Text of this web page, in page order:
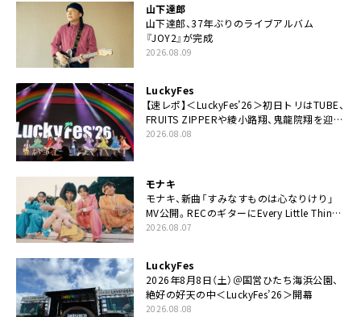
山下達郎
山下達郎、37年ぶりのライブアルバム
『JOY2』が完成
2026.08.09
LuckyFes
【速レポ】＜LuckyFes’26＞初日トリはTUBE、
FRUITS ZIPPERや綾小路翔、鬼龍院翔を迎え
た豪華コラボも「知ってたらぜひ一緒に歌っ
2026.08.08
モナキ
モナキ、新曲「すみなすものは心なりけり」
MV公開。RECのギターにEvery Little Thing・
伊藤一朗参加も
2026.08.07
LuckyFes
2026年8月8日（土）＠国営ひたち海浜公園、
絶好の好天の中＜LuckyFes’26＞開幕
2026.08.08